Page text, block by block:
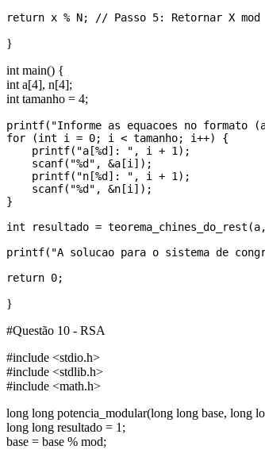
}
int main() {
int a[4], n[4];
int tamanho = 4;
printf("Informe as equacoes no
for (int i = 0; i < tamanho; i++) {
    printf("a[%d]: ", i + 1);
    scanf("%d", &a[i]);
    printf("n[%d]: ", i + 1);
    scanf("%d", &n[i]);
}
int resultado =
printf("A solucao para o sistema de
}
#Questão 10 - RSA
#include <stdio.h>
#include <stdlib.h>
#include <math.h>
long long potencia_modular(long long base, long
long long resultado = 1;
base = base % mod;